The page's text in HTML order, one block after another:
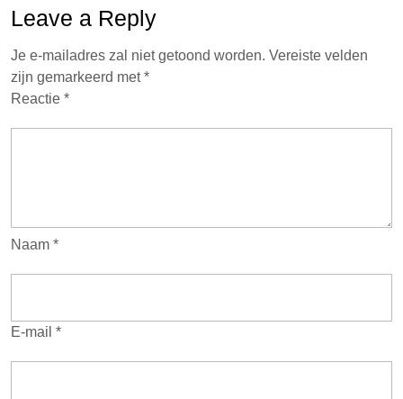
Leave a Reply
Je e-mailadres zal niet getoond worden. Vereiste velden
zijn gemarkeerd met*
Reactie *
Naam *
E-mail *